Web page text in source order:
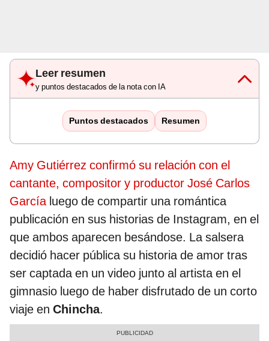
Leer resumen
y puntos destacados de la nota con IA
Puntos destacados Resumen
Amy Gutiérrez confirmó su relación con el
cantante, compositor y productor José Carlos
Garcíaluego de compartir una romántica
publicación en sus historias de Instagram, en el
que ambos aparecen besándose. La salsera
decidió hacer pública su historia de amor tras
ser captada en un video junto al artista en el
gimnasio luego de haber disfrutado de un corto
viaje en Chincha.